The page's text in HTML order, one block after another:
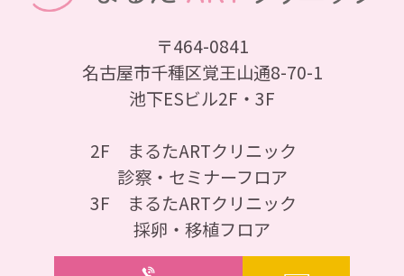
〒464-0841
名古屋市千種区覚王山通8-70-1
池下ESビル2F・3F
2F まるたARTクリニック
診察・セミナーフロア
3F まるたARTクリニック
採卵・移植フロア